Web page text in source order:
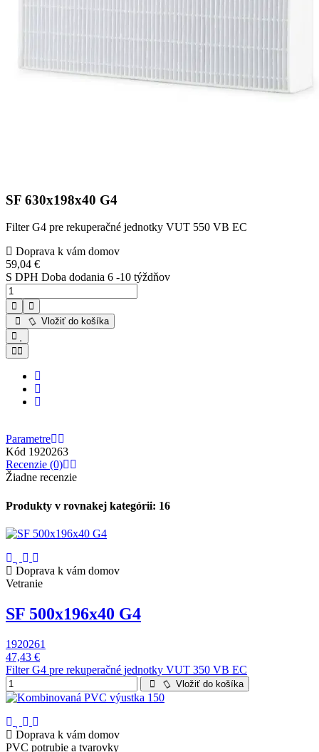
SF 630x198x40 G4
Filter G4 pre rekuperačné jednotky VUT 550 VB EC
Doprava k vám domov
59,04 €
S DPH Doba dodania 6 -10 týždňov
Vložiť do košíka
Parametre
Kód 1920263
Recenzie (0)
Žiadne recenzie
Produkty v rovnakej kategórii: 16
Doprava k vám domov
Vetranie
SF 500x196x40 G4
1920261
47,43 €
Filter G4 pre rekuperačné jednotky VUT 350 VB EC
Vložiť do košíka
Doprava k vám domov
PVC potrubie a tvarovky